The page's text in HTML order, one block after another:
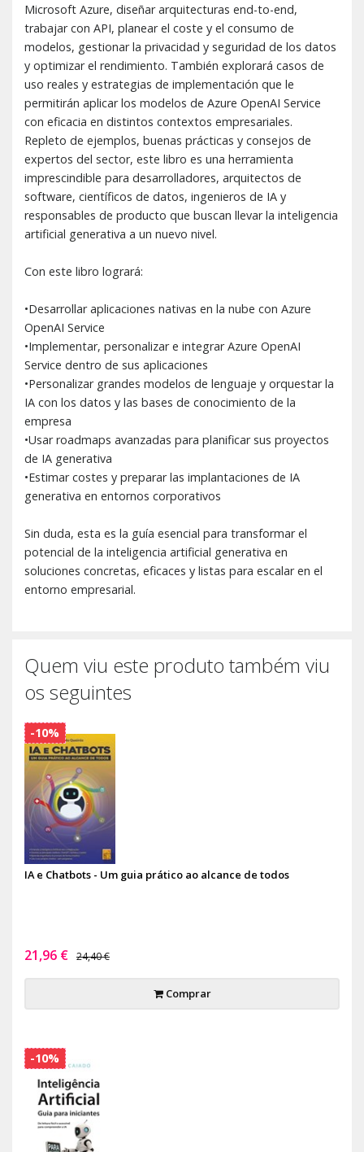
Microsoft Azure, diseñar arquitecturas end-to-end,
trabajar con API, planear el coste y el consumo de
modelos, gestionar la privacidad y seguridad de los datos
y optimizar el rendimiento. También explorará casos de
uso reales y estrategias de implementación que le
permitirán aplicar los modelos de Azure OpenAI Service
con eficacia en distintos contextos empresariales.
Repleto de ejemplos, buenas prácticas y consejos de
expertos del sector, este libro es una herramienta
imprescindible para desarrolladores, arquitectos de
software, científicos de datos, ingenieros de IA y
responsables de producto que buscan llevar la inteligencia
artificial generativa a un nuevo nivel.
Con este libro logrará:
•Desarrollar aplicaciones nativas en la nube con Azure
OpenAI Service
•Implementar, personalizar e integrar Azure OpenAI
Service dentro de sus aplicaciones
•Personalizar grandes modelos de lenguaje y orquestar la
IA con los datos y las bases de conocimiento de la
empresa
•Usar roadmaps avanzadas para planificar sus proyectos
de IA generativa
•Estimar costes y preparar las implantaciones de IA
generativa en entornos corporativos
Sin duda, esta es la guía esencial para transformar el
potencial de la inteligencia artificial generativa en
soluciones concretas, eficaces y listas para escalar en el
entorno empresarial.
Quem viu este produto também viu
os seguintes
IA e Chatbots - Um guia prático ao alcance de todos
21,96 € 24,40 €
Comprar
-10%
-10%